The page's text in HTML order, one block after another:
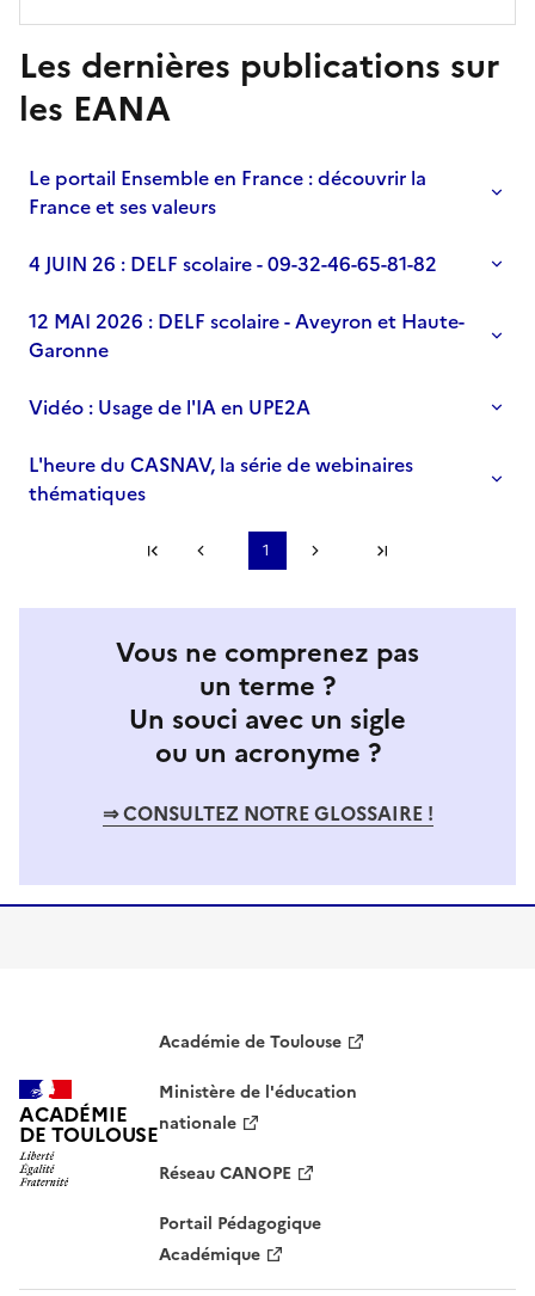
S'abonner à Accordéon
Les dernières publications sur
les EANA
Le portail Ensemble en France : découvrir la
France et ses valeurs
4 JUIN 26 : DELF scolaire - 09-32-46-65-81-82
12 MAI 2026 : DELF scolaire - Aveyron et Haute-
Garonne
Vidéo : Usage de l'IA en UPE2A
L'heure du CASNAV, la série de webinaires
thématiques
Première page1
Page suivanteDernière page
Vous ne comprenez pas
un terme ?
Un souci avec un sigle
ou un acronyme ?
⇒ CONSULTEZ NOTRE GLOSSAIRE !
ACADÉMIE
DE TOULOUSE
Académie de Toulouse
Ministère de l'éducation
nationale
Réseau CANOPE
Portail Pédagogique
Académique